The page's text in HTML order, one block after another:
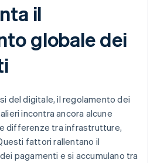
il
globale dei
del digitale, il regolamento dei
incontra ancora alcune
differenze tra infrastrutture,
fattori rallentano il
pagamenti e si accumulano tra